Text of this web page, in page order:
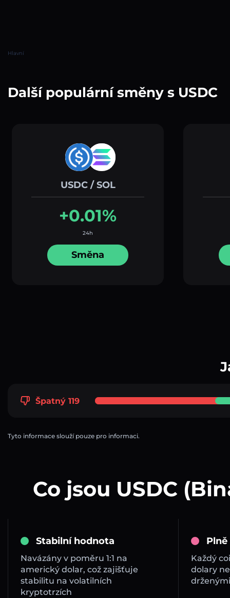
Hlavní
Další populární směny s USDC
USDC / SOL
+0.01%
24h
Směna
Špatný 119
Tyto informace slouží pouze pro informaci.
Co jsou USDC
Stabilní hodnota
Navázány v poměru 1:1 na
americký dolar, což zajišťuje
stabilitu na volatilních
kryptotrzích
Každý
dolary